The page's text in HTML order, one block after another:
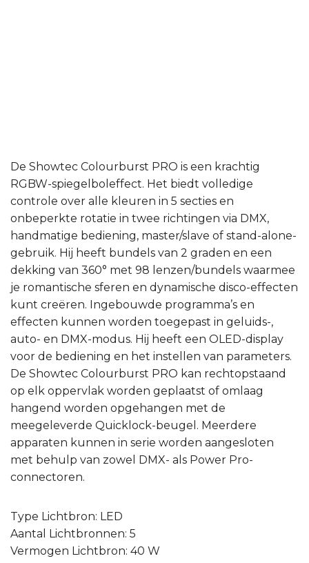
De Showtec Colourburst PRO is een krachtig
RGBW-spiegelboleffect. Het biedt volledige
controle over alle kleuren in 5 secties en
onbeperkte rotatie in twee richtingen via DMX,
handmatige bediening, master/slave of stand-alone-
gebruik. Hij heeft bundels van 2 graden en een
dekking van 360° met 98 lenzen/bundels waarmee
je romantische sferen en dynamische disco-effecten
kunt creëren. Ingebouwde programma’s en
effecten kunnen worden toegepast in geluids-,
auto- en DMX-modus. Hij heeft een OLED-display
voor de bediening en het instellen van parameters.
De Showtec Colourburst PRO kan rechtopstaand
op elk oppervlak worden geplaatst of omlaag
hangend worden opgehangen met de
meegeleverde Quicklock-beugel. Meerdere
apparaten kunnen in serie worden aangesloten
met behulp van zowel DMX- als Power Pro-
connectoren.
Type Lichtbron: LED
Aantal Lichtbronnen: 5
Vermogen Lichtbron: 40 W